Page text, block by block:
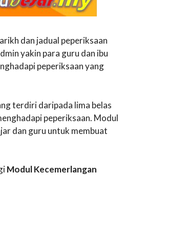
dan jadual peperiksaan
yakin para guru dan ibu
peperiksaan yang
terdiri daripada lima belas
peperiksaan. Modul
dan guru untuk membuat
Modul Kecemerlangan